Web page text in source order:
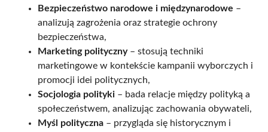
Bezpieczeństwo narodowe i międzynarodowe –
analizują zagrożenia oraz strategie ochrony
bezpieczeństwa,
Marketing polityczny– stosują techniki
marketingowe w kontekście kampanii wyborczych i
promocji idei politycznych,
Socjologia polityki – bada relacje między polityką a
społeczeństwem, analizując zachowania obywateli,
Myśl polityczna – przygląda się historycznym i